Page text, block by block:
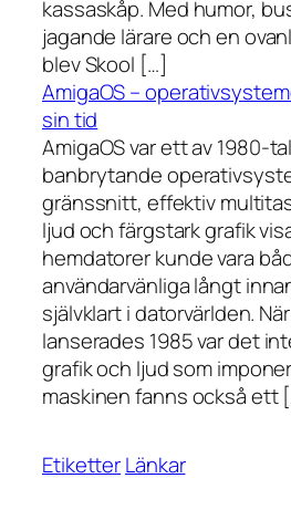
kassaskåp. Med humor,
jagande lärare och en
blev Skool […]
AmigaOS –
sin tid
AmigaOS var ett av 1980-
banbrytande
gränssnitt, effektiv
ljud och färgstark grafik
hemdatorer kunde vara
användarvänliga långt
självklart i datorvärlden.
lanserades 1985 var det
grafik och ljud som
maskinen fanns också ett
EtiketterLänkar